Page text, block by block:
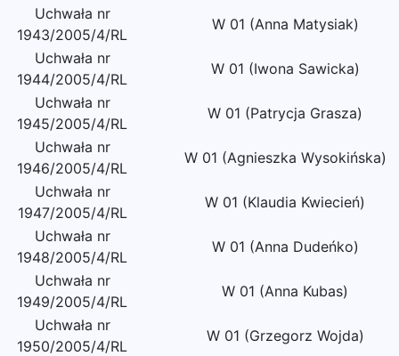
Uchwała nr
1943/2005/4/RL
W 01 (Anna Matysiak)
Uchwała nr
1944/2005/4/RL
W 01 (Iwona Sawicka)
Uchwała nr
1945/2005/4/RL
W 01 (Patrycja Grasza)
Uchwała nr
1946/2005/4/RL
W 01 (Agnieszka Wysokińska)
Uchwała nr
1947/2005/4/RL
W 01 (Klaudia Kwiecień)
Uchwała nr
1948/2005/4/RL
W 01 (Anna Dudeńko)
Uchwała nr
1949/2005/4/RL
W 01 (Anna Kubas)
Uchwała nr
1950/2005/4/RL
W 01 (Grzegorz Wojda)